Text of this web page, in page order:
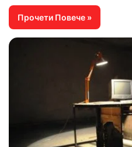
Прочети Повече »